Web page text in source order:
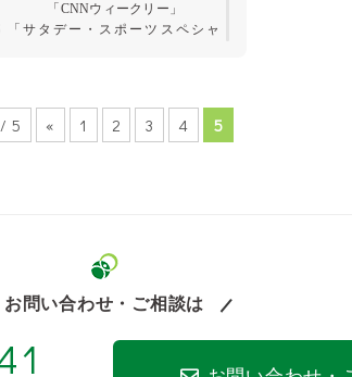
CNNウィークリー」
「サタデー・スポーツスペシャ
スーパーニュース」、
新報道プレミアA」
5 « 1 2 3 4 5
お問い合わせ・ご相談は